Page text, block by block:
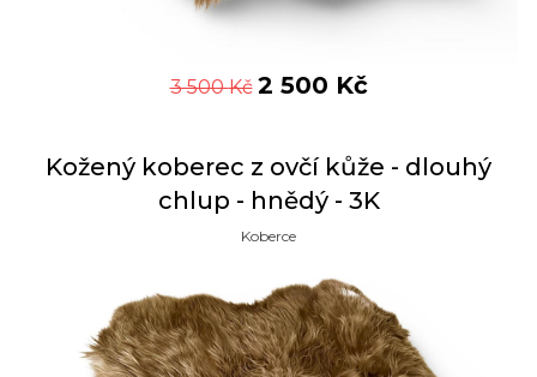
3 500Kč 2 500 Kč
Kožený koberec z ovčí kůže - dlouhý
chlup - hnědý - 3K
Koberce